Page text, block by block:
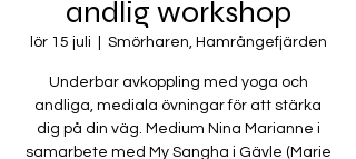
andlig workshop
lör 15 juli Smörharen, Hamrångefjärden
Underbar avkoppling med yoga och
andliga, mediala övningar för att stärka
dig på din väg. Medium Nina Marianne i
samarbete med My Sangha i Gävle (Marie